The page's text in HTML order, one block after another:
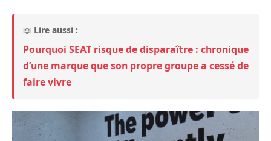
📖 Lire aussi :
Pourquoi SEAT risque de disparaître : chronique
d’une marque que son propre groupe a cessé de
faire vivre